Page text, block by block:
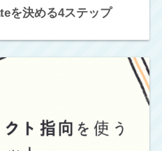
を決める4ステップ